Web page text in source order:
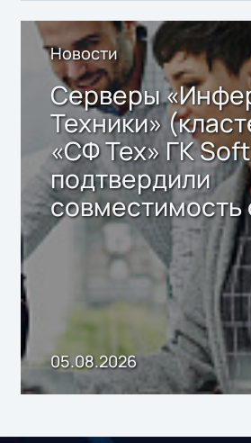
Новости
Серверы
Техники»
«СФ Тех» ГК
подтвердили
совместимость
решением
Storage 2.x для
хранения
05.08.2026